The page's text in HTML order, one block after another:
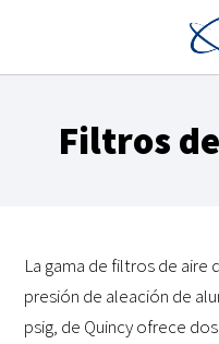
Filtros
La gama de filtros de aire
presión de aleación de
psig, de Quincy ofrece